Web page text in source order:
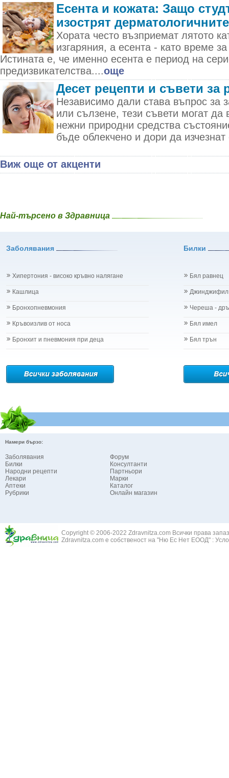
Есента и кожата: Защо
изострят
Хората често възприемат лятото
изгаряния, а есента - като време
Истината е, че именно есента е период на
предизвикателства....още
Десет рецепти и съвети за
Независимо дали става въпрос за
или сълзене, тези съвети могат
нежни природни средства
бъде облекчено и дори да
Виж още от акценти
Най-търсено в Здравница
Заболявания Билки
Хипертония - високо кръвно налягане
Кашлица
Бронхопневмония
Кръвоизлив от носа
Бронхит и пневмония при деца
Бял равнец
Джинджифил
Череша -
Бял имел
Бял трън
Намери бързо:
Заболявания
Билки
Народни рецепти
Лекари
Аптеки
Рубрики
Форум
Консултанти
Партньори
Марки
Каталог
Онлайн магазин
Copyright © 2006-2022 Zdravnitza.com Всички права
Zdravnitza.com е собственост на "Ню Ес Нет ЕООД" :